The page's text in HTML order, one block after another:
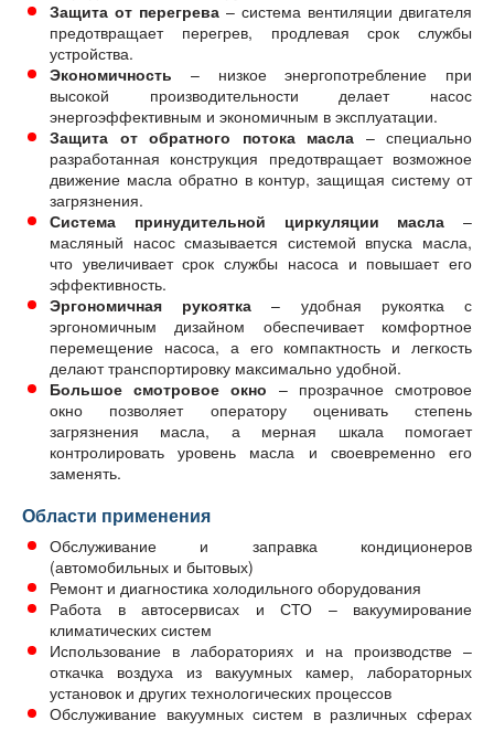
Защита от перегрева – система вентиляции двигателя
предотвращает перегрев, продлевая срок службы
устройства.
Экономичность – низкое энергопотребление при
высокой производительности делает насос
энергоэффективным и экономичным в эксплуатации.
Защита от обратного потока масла – специально
разработанная конструкция предотвращает возможное
движение масла обратно в контур, защищая систему от
загрязнения.
Система принудительной циркуляции масла –
масляный насос смазывается системой впуска масла,
что увеличивает срок службы насоса и повышает его
эффективность.
Эргономичная рукоятка – удобная рукоятка с
эргономичным дизайном обеспечивает комфортное
перемещение насоса, а его компактность и легкость
делают транспортировку максимально удобной.
Большое смотровое окно – прозрачное смотровое
окно позволяет оператору оценивать степень
загрязнения масла, а мерная шкала помогает
контролировать уровень масла и своевременно его
заменять.
Области применения
Обслуживание и заправка кондиционеров
(автомобильных и бытовых)
Ремонт и диагностика холодильного оборудования
Работа в автосервисах и СТО – вакуумирование
климатических систем
Использование в лабораториях и на производстве –
откачка воздуха из вакуумных камер, лабораторных
установок и других технологических процессов
Обслуживание вакуумных систем в различных сферах